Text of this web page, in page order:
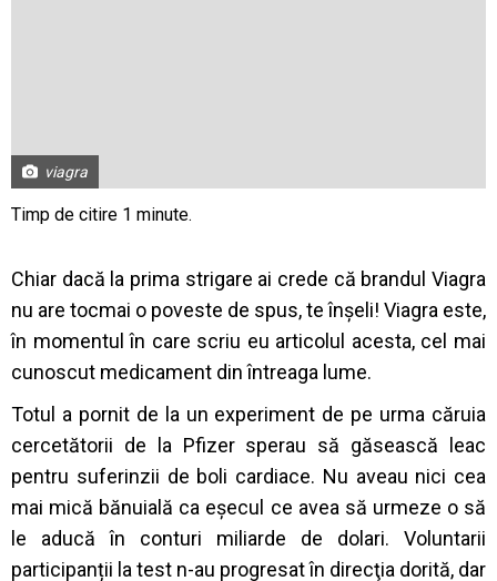
viagra
Chiar dacă la prima strigare ai crede că brandul Viagra
nu are tocmai o poveste de spus, te înșeli! Viagra este,
în momentul în care scriu eu articolul acesta, cel mai
cunoscut medicament din întreaga lume.
Totul a pornit de la un experiment de pe urma căruia
cercetătorii de la Pfizer sperau să găsească leac
pentru suferinzii de boli cardiace. Nu aveau nici cea
mai mică bănuială ca eșecul ce avea să urmeze o să
le aducă în conturi miliarde de dolari. Voluntarii
participanții la test n-au progresat în direcţia dorită, dar